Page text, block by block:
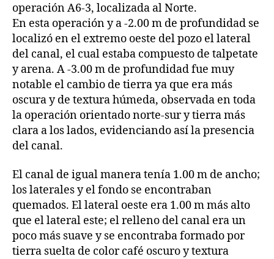
operación A6-3, localizada al Norte.
En esta operación y a -2.00 m de profundidad se
localizó en el extremo oeste del pozo el lateral
del canal, el cual estaba compuesto de talpetate
y arena. A -3.00 m de profundidad fue muy
notable el cambio de tierra ya que era más
oscura y de textura húmeda, observada en toda
la operación orientado norte-sur y tierra más
clara a los lados, evidenciando así la presencia
del canal.
El canal de igual manera tenía 1.00 m de ancho;
los laterales y el fondo se encontraban
quemados. El lateral oeste era 1.00 m más alto
que el lateral este; el relleno del canal era un
poco más suave y se encontraba formado por
tierra suelta de color café oscuro y textura